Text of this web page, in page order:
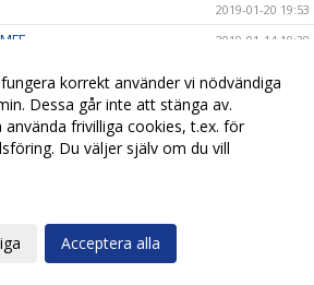
2019-01-20 19:53
2019-01-14 19:38
in till Eskilscupen! 2019-01-10 12:35
2019-01-08 11:31
Billqvist går skilda vägar
korrekt använder vi nödvändiga
Dessa går inte att stänga av.
använda frivilliga cookies, t.ex. för
Du väljer själv om du vill
Acceptera alla